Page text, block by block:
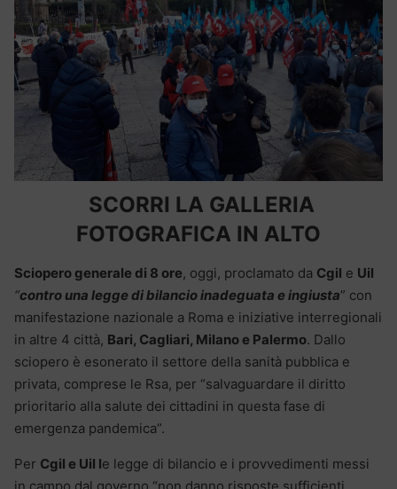
SCORRI LA GALLERIA
FOTOGRAFICA IN ALTO
Sciopero generale di 8 ore, oggi, proclamato da Cgil e Uil
“contro una legge di bilancio inadeguata e ingiusta” con
manifestazione nazionale a Roma e iniziative interregionali
in altre 4 città, Bari, Cagliari, Milano e Palermo. Dallo
sciopero è esonerato il settore della sanità pubblica e
privata, comprese le Rsa, per “salvaguardare il diritto
prioritario alla salute dei cittadini in questa fase di
emergenza pandemica”.
Per Cgil e Uil le legge di bilancio e i provvedimenti messi